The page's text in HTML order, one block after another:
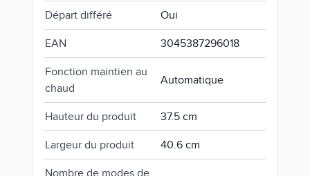
Départ différé Oui
EAN 3045387296018
Fonction maintien au
chaud
Automatique
Hauteur du produit 37.5 cm
Largeur du produit 40.6 cm